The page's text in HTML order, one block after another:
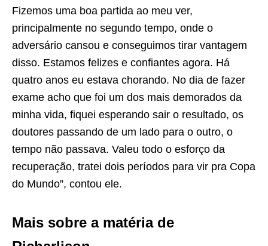
Fizemos uma boa partida ao meu ver,
principalmente no segundo tempo, onde o
adversário cansou e conseguimos tirar vantagem
disso. Estamos felizes e confiantes agora. Há
quatro anos eu estava chorando. No dia de fazer
exame acho que foi um dos mais demorados da
minha vida, fiquei esperando sair o resultado, os
doutores passando de um lado para o outro, o
tempo não passava. Valeu todo o esforço da
recuperação, tratei dois períodos para vir pra Copa
do Mundo”, contou ele.
Mais sobre a matéria de